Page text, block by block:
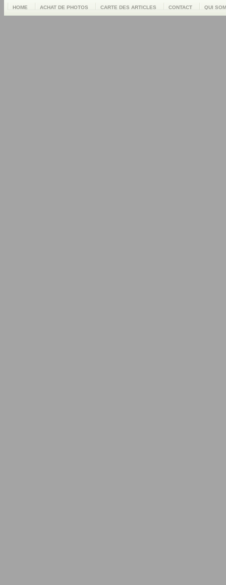
HOME ACHAT DE PHOTOS CARTE DES ARTICLES CONTACT QUI